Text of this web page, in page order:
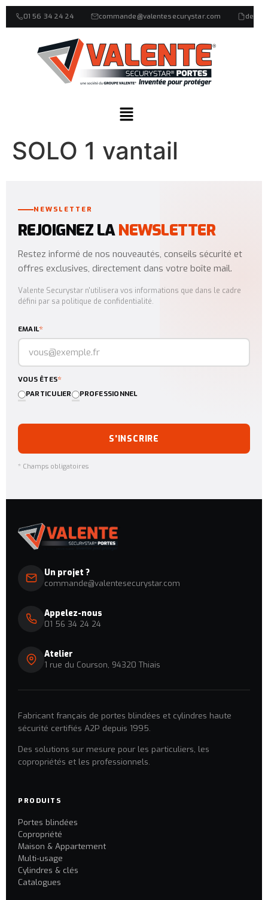
01 56 34 24 24 commande@valentesecurystar.com
SOLO 1 vantail
NEWSLETTER
REJOIGNEZ LANEWSLETTER
Restez informé de nos nouveautés, conseils sécurité et
offres exclusives, directement dans votre boîte mail.
Valente Securystar n'utilisera vos informations que dans le cadre
défini par sa politique de confidentialité.
EMAIL*
VOUS ÊTES*
PARTICULIER PROFESSIONNEL
S'INSCRIRE
* Champs obligatoires
Un projet ?
commande@valentesecurystar.com
Appelez-nous
01 56 34 24 24
Atelier
1 rue du Courson, 94320 Thiais
Fabricant français de portes blindées et cylindres haute
sécurité certifiés A2P depuis 1995.
Des solutions sur mesure pour les particuliers, les
copropriétés et les professionnels.
PRODUITS
Portes blindées
Copropriété
Maison & Appartement
Multi-usage
Cylindres & clés
Catalogues